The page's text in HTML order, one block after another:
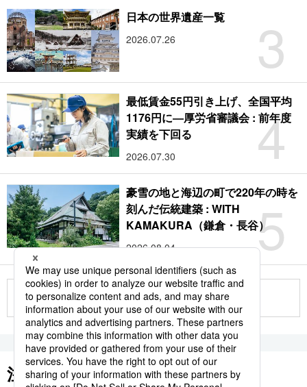
3
日本の世界遺産一覧
2026.07.26
4
最低賃金55円引き上げ、全国平均
1176円に―厚労省審議会 : 前年度
実績を下回る
2026.07.30
5
豪雪の地と海辺の町で220年の時を
刻んだ伝統建築 : WITH
KAMAKURA（鎌倉・長谷）
2026.08.04
もっと見る
注目のキーワード